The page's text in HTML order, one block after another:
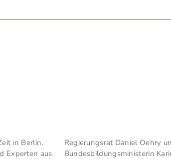
in Berlin,
Experten aus
Regierungsrat Daniel Oehry
Bundesbildungsministerin